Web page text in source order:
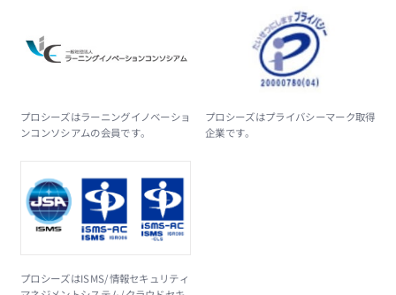
プロシーズはラーニングイノベーショ
ンコンソシアムの会員です。
プロシーズはプライバシーマーク取得
企業です。
プロシーズはISMS/情報セキュリティ